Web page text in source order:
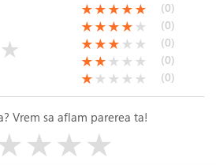
★
(*)
★(*)
★(*)
★(*)
★(*)
★ (0)
(*)
★(*)
★(*)
★(*)
★( )
★ (0)
(*)
★(*)
★(*)
★( )
★ ( )
★ (0)
(*)
★(*)
★( )
★ ( )
★ ( )
★ (0)
(*)
★( )
★ ( )
★ ( )
★ ( )
★ (0)
Vrem sa aflam parerea ta!
★★★